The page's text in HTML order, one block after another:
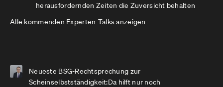
herausfordernden Zeiten die Zuversicht behalten
Alle kommenden Experten-Talks anzeigen
Neueste BSG-Rechtsprechung zur
Scheinselbstständigkeit:Da hilft nur noch